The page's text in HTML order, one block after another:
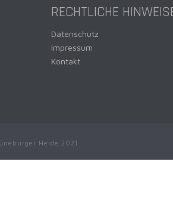
RECHTLICHE
Datenschutz
Impressum
Kontakt
Heide 2021